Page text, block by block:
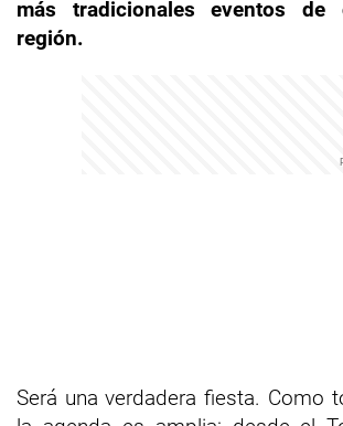
más tradicionales eventos
región.
Será una verdadera fiesta. Como